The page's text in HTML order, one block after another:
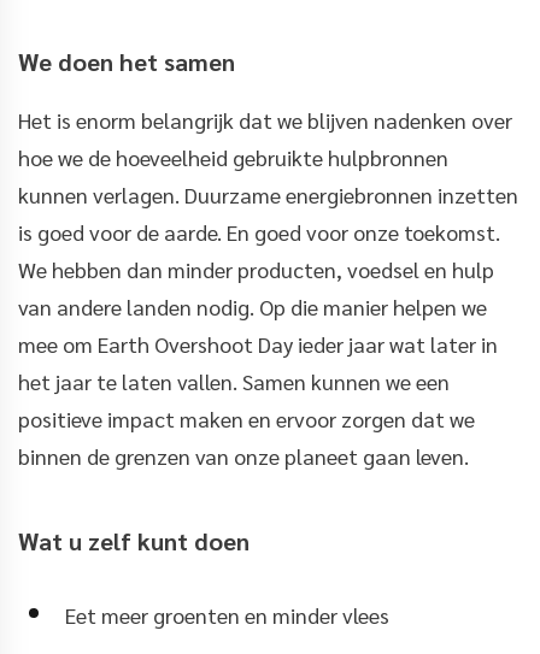
We doen het samen
Het is enorm belangrijk dat we blijven nadenken over
hoe we de hoeveelheid gebruikte hulpbronnen
kunnen verlagen. Duurzame energiebronnen inzetten
is goed voor de aarde. En goed voor onze toekomst.
We hebben dan minder producten, voedsel en hulp
van andere landen nodig. Op die manier helpen we
mee om Earth Overshoot Day ieder jaar wat later in
het jaar te laten vallen. Samen kunnen we een
positieve impact maken en ervoor zorgen dat we
binnen de grenzen van onze planeet gaan leven.
Wat u zelf kunt doen
Eet meer groenten en minder vlees